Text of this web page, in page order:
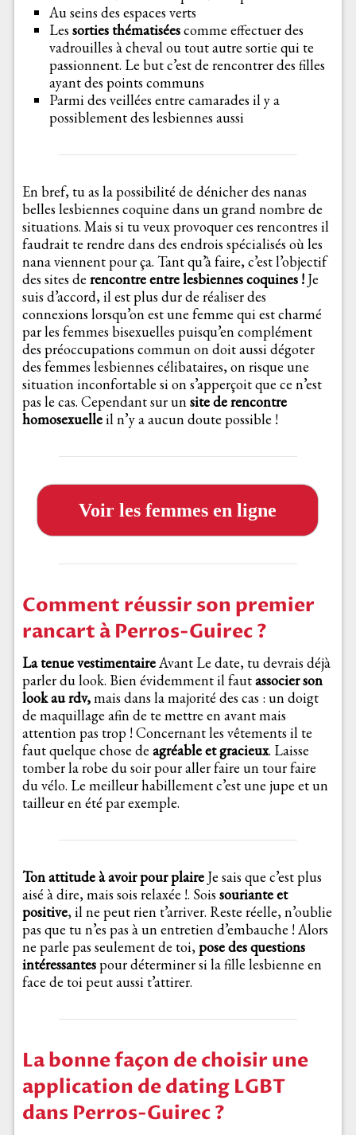
Au seins des espaces verts
Lessorties thématiséescomme effectuer des
vadrouilles à cheval ou tout autre sortie qui te
passionnent. Le but c’est de rencontrer des filles
ayant des points communs
Parmi des veillées entre camarades il y a
possiblement des lesbiennes aussi
En bref, tu as la possibilité de dénicher des nanas
belles lesbiennes coquine dans un grand nombre de
situations. Mais si tu veux provoquer ces rencontres il
faudrait te rendre dans des endrois spécialisés où les
nana viennent pour ça. Tant qu’à faire, c’est l’objectif
des sites de rencontre entre lesbiennes coquines !Je
suis d’accord, il est plus dur de réaliser des
connexions lorsqu’on est une femme qui est charmé
par les femmes bisexuelles puisqu’en complément
des préoccupations commun on doit aussi dégoter
des femmes lesbiennes célibataires, on risque une
situation inconfortable si on s’apperçoit que ce n’est
pas le cas. Cependant sur unsite de rencontre
homosexuelleil n’y a aucun doute possible !
Voir les femmes en ligne
Comment réussir son premier
rancart à Perros-Guirec ?
La tenue vestimentaireAvant Le date, tu devrais déjà
parler du look. Bien évidemment il fautassocier son
look au rdv,mais dans la majorité des cas : un doigt
de maquillage afin de te mettre en avant mais
attention pas trop ! Concernant les vêtements il te
faut quelque chose de agréable et gracieux. Laisse
tomber la robe du soir pour aller faire un tour faire
du vélo. Le meilleur habillement c’est une jupe et un
tailleur en été par exemple.
Ton attitude à avoir pour plaireJe sais que c’est plus
aisé à dire, mais sois relaxée !. Sois souriante et
positive, il ne peut rien t’arriver. Reste réelle, n’oublie
pas que tu n’es pas à un entretien d’embauche ! Alors
ne parle pas seulement de toi,pose des questions
intéressantespour déterminer si la fille lesbienne en
face de toi peut aussi t’attirer.
La bonne façon de choisir une
application de dating LGBT
dans Perros-Guirec ?